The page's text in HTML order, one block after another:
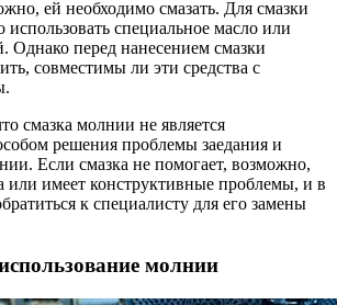
ей необходимо смазать. Для смазки
специальное масло или
Однако перед нанесением смазки
совместимы ли эти средства с
смазка молнии не является
решения проблемы заедания и
Если смазка не помогает, возможно,
или имеет конструктивные проблемы, и в
к специалисту для его замены
молнии